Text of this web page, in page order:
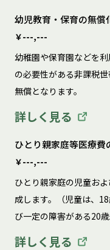
幼児教育・保育の無償
￥---,---
幼稚園や保育園などを
の必要性がある非課税
無償となります。
詳しく見る
ひとり親家庭等医療費
￥---,---
ひとり親家庭の児童お
成します。（児童は、
び一定の障害がある20歳
詳しく見る